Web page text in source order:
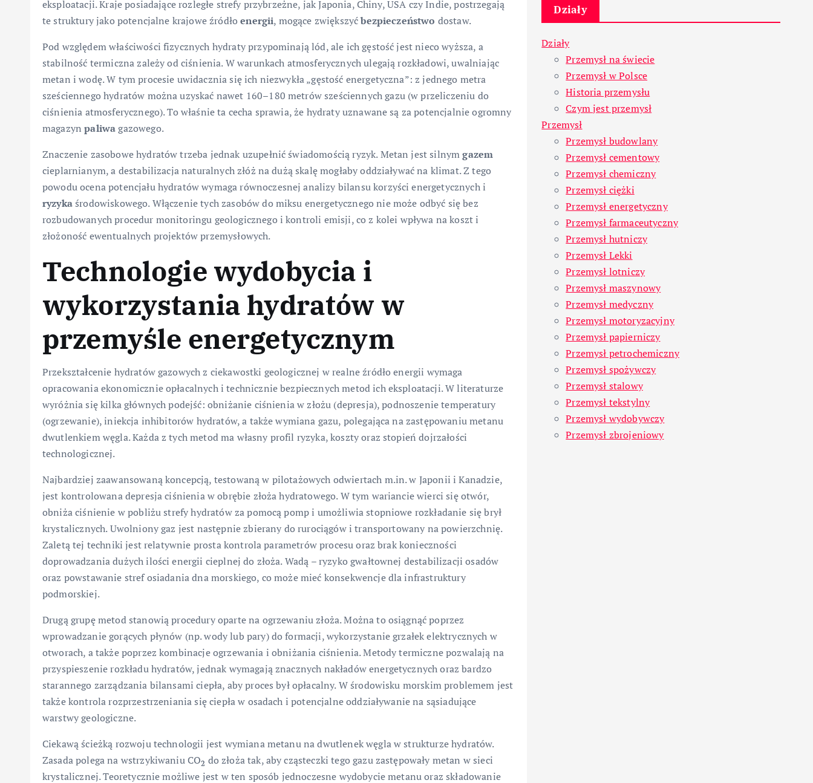
eksploatacji. Kraje posiadające rozległe strefy przybrzeżne, jak Japonia, Chiny, USA czy Indie, postrzegają
te struktury jako potencjalne krajowe źródłoenergii, mogące zwiększyćbezpieczeństwo dostaw.
Pod względem właściwości fizycznych hydraty przypominają lód, ale ich gęstość jest nieco wyższa, a
stabilność termiczna zależy od ciśnienia. W warunkach atmosferycznych ulegają rozkładowi, uwalniając
metan i wodę. W tym procesie uwidacznia się ich niezwykła „gęstość energetyczna”: z jednego metra
sześciennego hydratów można uzyskać nawet 160–180 metrów sześciennych gazu (w przeliczeniu do
ciśnienia atmosferycznego). To właśnie ta cecha sprawia, że hydraty uznawane są za potencjalnie ogromny
magazynpaliwagazowego.
Znaczenie zasobowe hydratów trzeba jednak uzupełnić świadomością ryzyk. Metan jest silnymgazem
cieplarnianym, a destabilizacja naturalnych złóż na dużą skalę mogłaby oddziaływać na klimat. Z tego
powodu ocena potencjału hydratów wymaga równoczesnej analizy bilansu korzyści energetycznych i
ryzykaśrodowiskowego. Włączenie tych zasobów do miksu energetycznego nie może odbyć się bez
rozbudowanych procedur monitoringu geologicznego i kontroli emisji, co z kolei wpływa na koszt i
złożoność ewentualnych projektów przemysłowych.
Technologie wydobycia i
wykorzystania hydratów w
przemyśle energetycznym
Przekształcenie hydratów gazowych z ciekawostki geologicznej w realne źródło energii wymaga
opracowania ekonomicznie opłacalnych i technicznie bezpiecznych metod ich eksploatacji. W literaturze
wyróżnia się kilka głównych podejść: obniżanie ciśnienia w złożu (depresja), podnoszenie temperatury
(ogrzewanie), iniekcja inhibitorów hydratów, a także wymiana gazu, polegająca na zastępowaniu metanu
dwutlenkiem węgla. Każda z tych metod ma własny profil ryzyka, koszty oraz stopień dojrzałości
technologicznej.
Najbardziej zaawansowaną koncepcją, testowaną w pilotażowych odwiertach m.in. w Japonii i Kanadzie,
jest kontrolowana depresja ciśnienia w obrębie złoża hydratowego. W tym wariancie wierci się otwór,
obniża ciśnienie w pobliżu strefy hydratów za pomocą pomp i umożliwia stopniowe rozkładanie się brył
krystalicznych. Uwolniony gaz jest następnie zbierany do rurociągów i transportowany na powierzchnię.
Zaletą tej techniki jest relatywnie prosta kontrola parametrów procesu oraz brak konieczności
doprowadzania dużych ilości energii cieplnej do złoża. Wadą – ryzyko gwałtownej destabilizacji osadów
oraz powstawanie stref osiadania dna morskiego, co może mieć konsekwencje dla infrastruktury
podmorskiej.
Drugą grupę metod stanowią procedury oparte na ogrzewaniu złoża. Można to osiągnąć poprzez
wprowadzanie gorących płynów (np. wody lub pary) do formacji, wykorzystanie grzałek elektrycznych w
otworach, a także poprzez kombinacje ogrzewania i obniżania ciśnienia. Metody termiczne pozwalają na
przyspieszenie rozkładu hydratów, jednak wymagają znacznych nakładów energetycznych oraz bardzo
starannego zarządzania bilansami ciepła, aby proces był opłacalny. W środowisku morskim problemem jest
także kontrola rozprzestrzeniania się ciepła w osadach i potencjalne oddziaływanie na sąsiadujące
warstwy geologiczne.
Ciekawą ścieżką rozwoju technologii jest wymiana metanu na dwutlenek węgla w strukturze hydratów.
Zasada polega na wstrzykiwaniu CO2 do złoża tak, aby cząsteczki tego gazu zastępowały metan w sieci
krystalicznej. Teoretycznie możliwe jest w ten sposób jednoczesne wydobycie metanu oraz składowanie
Działy
Działy
Przemysł na świecie
Przemysł w Polsce
Historia przemysłu
Czym jest przemysł
Przemysł
Przemysł budowlany
Przemysł cementowy
Przemysł chemiczny
Przemysł ciężki
Przemysł energetyczny
Przemysł farmaceutyczny
Przemysł hutniczy
Przemysł Lekki
Przemysł lotniczy
Przemysł maszynowy
Przemysł medyczny
Przemysł motoryzacyjny
Przemysł papierniczy
Przemysł petrochemiczny
Przemysł spożywczy
Przemysł stalowy
Przemysł tekstylny
Przemysł wydobywczy
Przemysł zbrojeniowy